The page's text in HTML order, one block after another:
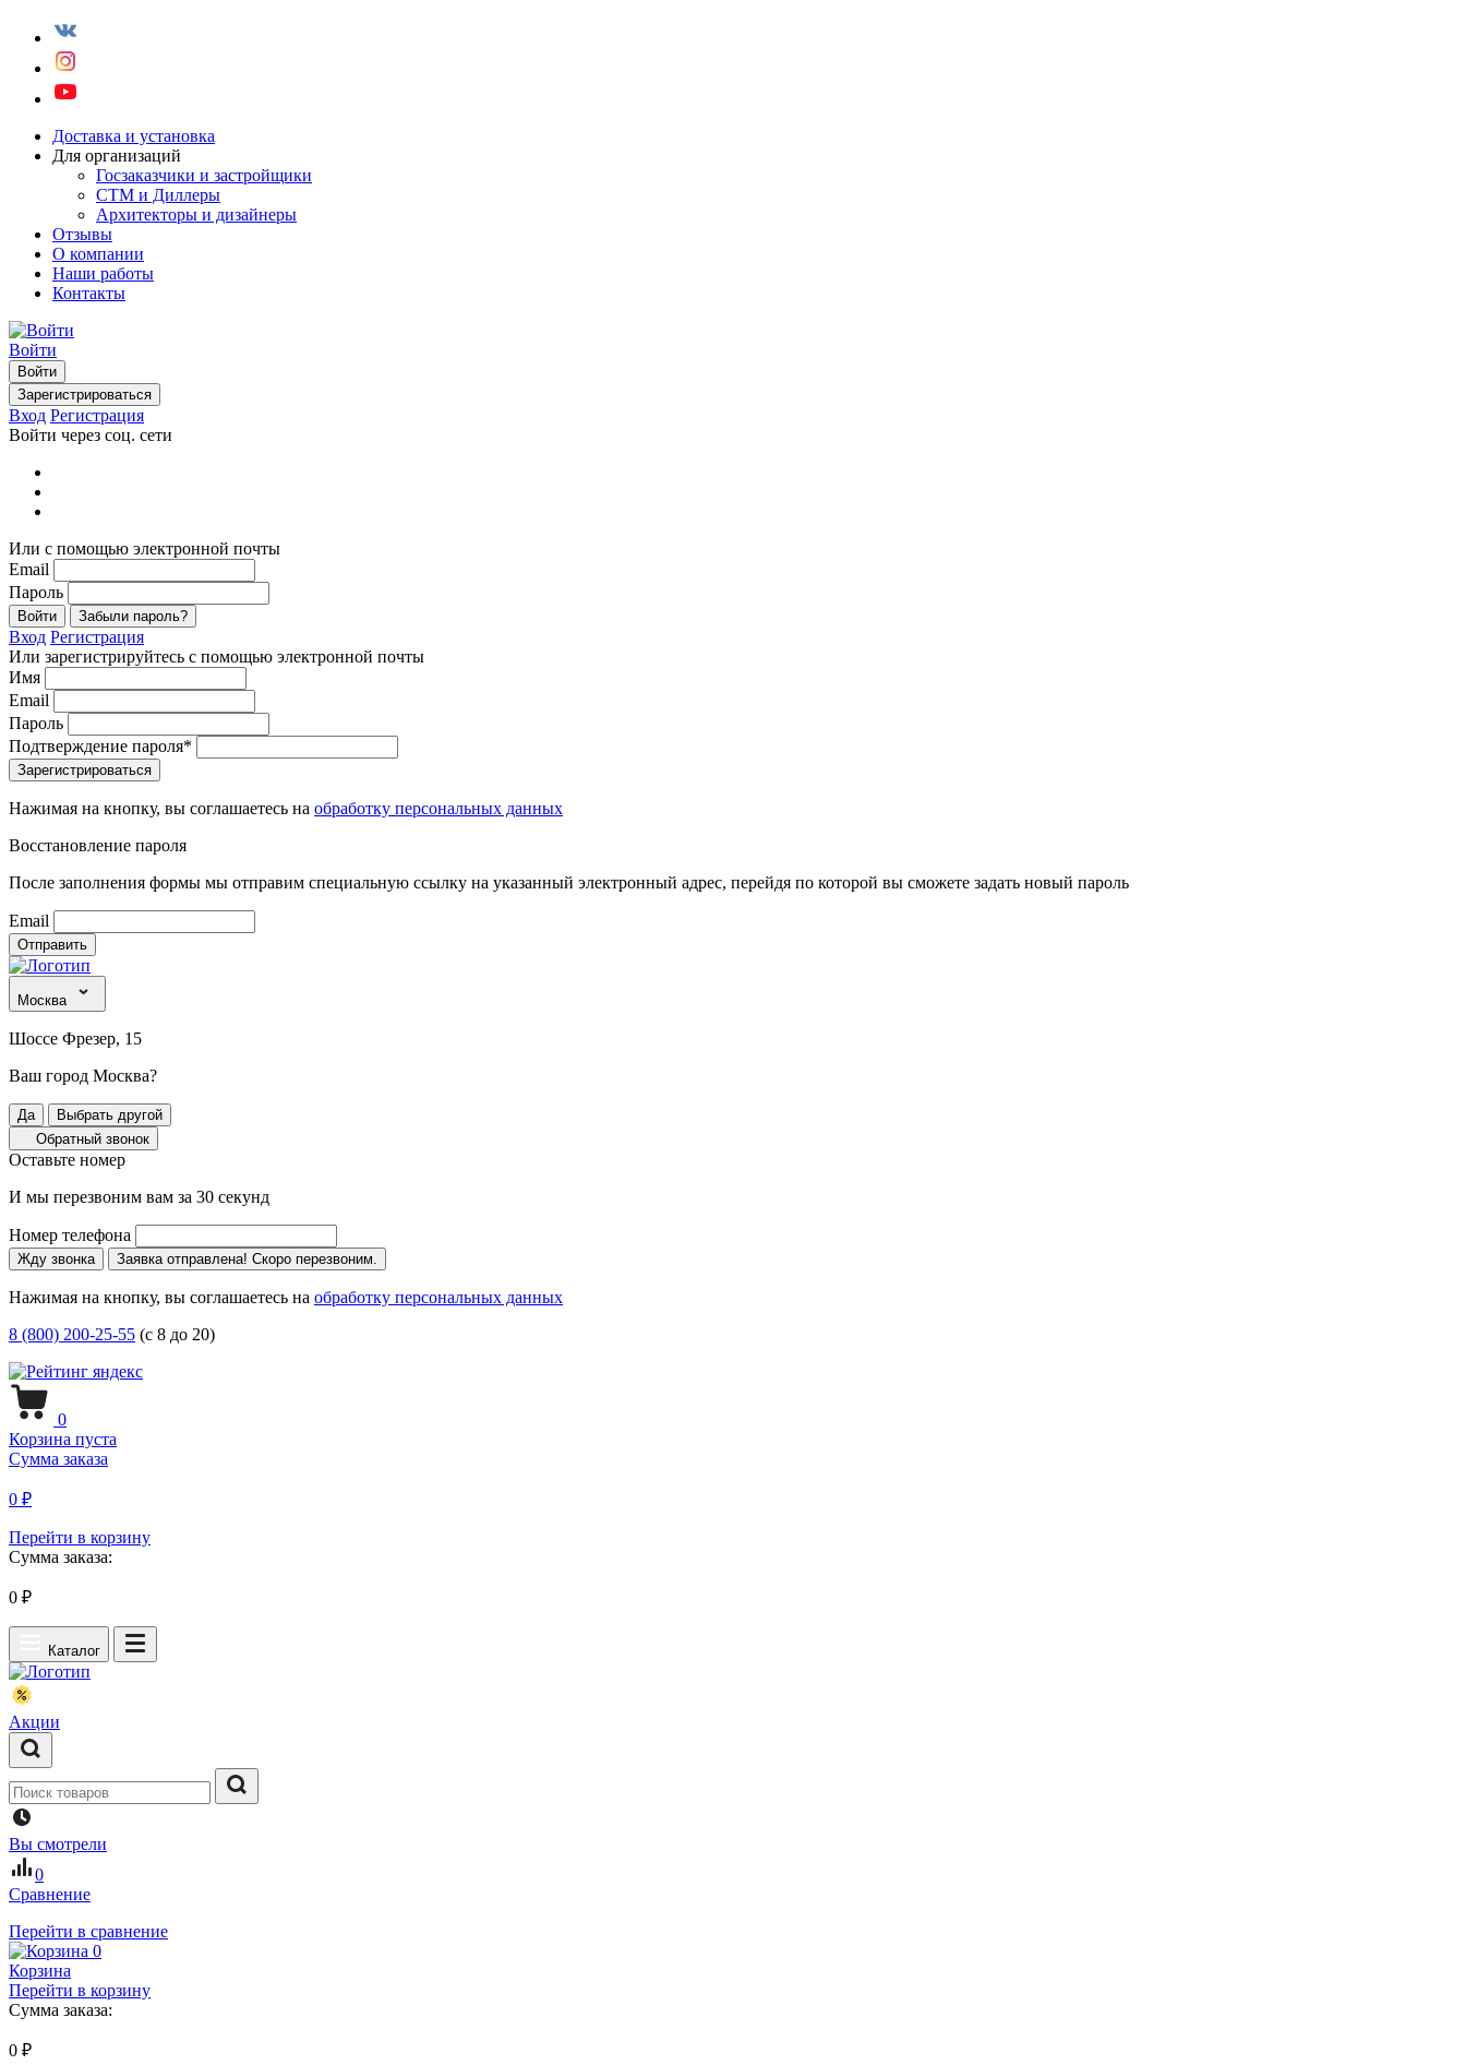
Доставка и установка
Для организаций
Госзаказчики и застройщики
СТМ и Диллеры
Архитекторы и дизайнеры
Отзывы
О компании
Наши работы
Контакты
Войти
Войти
Зарегистрироваться
Вход Регистрация
Войти через соц. сети
Или с помощью электронной почты
Email
Пароль
Войти Забыли пароль?
Вход Регистрация
Или зарегистрируйтесь с помощью электронной почты
Имя
Email
Пароль
Подтверждение пароля*
Зарегистрироваться
Нажимая на кнопку, вы соглашаетесь на обработку персональных данных
Восстановление пароля
После заполнения формы мы отправим специальную ссылку на указанный электронный адрес, перейдя по которой вы сможете задать новый пароль
Email
Отправить
Москва
Шоссе Фрезер, 15
Ваш город Москва?
Да
Выбрать другой
Обратный звонок
Оставьте номер
И мы перезвоним вам за 30 секунд
Номер телефона
Жду звонка Заявка отправлена! Скоро перезвоним.
Нажимая на кнопку, вы соглашаетесь на обработку персональных данных
8 (800) 200-25-55 (с 8 до 20)
0
Корзина пуста
Сумма заказа
0 ₽
Перейти в корзину
Сумма заказа:
0 ₽
Каталог
Акции
Вы смотрели
0
Сравнение
Перейти в сравнение
0
Корзина
Перейти в корзину
Сумма заказа:
0 ₽